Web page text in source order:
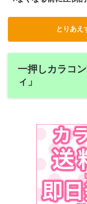
とりあえ
一押しカラコ
ィ」